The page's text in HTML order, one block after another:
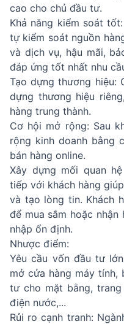
cao cho chủ đầu tư.
Khả năng kiểm soát
tự kiểm soát nguồn
và dịch vụ, hậu mãi,
đáp ứng tốt nhất nhu
Tạo dựng thương hiệu:
dựng thương hiệu
hàng trung thành.
Cơ hội mở rộng: Sau
rộng kinh doanh bằng
bán hàng online.
Xây dựng mối quan
tiếp với khách hàng
và tạo lòng tin. Khách
để mua sắm hoặc
nhập ổn định.
Nhược điểm:
Yêu cầu vốn đầu tư
mở cửa hàng máy tính,
tư cho mặt bằng,
điện nước,...
Rủi ro cạnh tranh: